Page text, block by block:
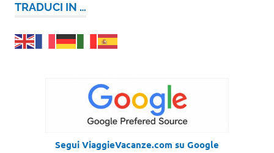
TRADUCI IN …
Segui ViaggieVacanze.com su Google